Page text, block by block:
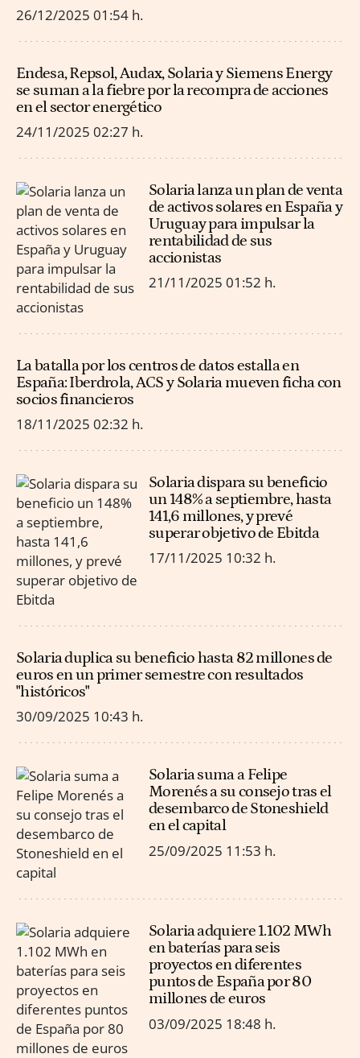
26/12/2025 01:54 h.
Endesa, Repsol, Audax, Solaria y Siemens Energy
se suman a la fiebre por la recompra de acciones
en el sector energético
24/11/2025 02:27 h.
Solaria lanza un plan de venta
de activos solares en España y
Uruguay para impulsar la
rentabilidad de sus
accionistas
21/11/2025 01:52 h.
La batalla por los centros de datos estalla en
España: Iberdrola, ACS y Solaria mueven ficha con
socios financieros
18/11/2025 02:32 h.
Solaria dispara su beneficio
un 148% a septiembre, hasta
141,6 millones, y prevé
superar objetivo de Ebitda
17/11/2025 10:32 h.
Solaria duplica su beneficio hasta 82 millones de
euros en un primer semestre con resultados
"históricos"
30/09/2025 10:43 h.
Solaria suma a Felipe
Morenés a su consejo tras el
desembarco de Stoneshield
en el capital
25/09/2025 11:53 h.
Solaria adquiere 1.102 MWh
en baterías para seis
proyectos en diferentes
puntos de España por 80
millones de euros
03/09/2025 18:48 h.